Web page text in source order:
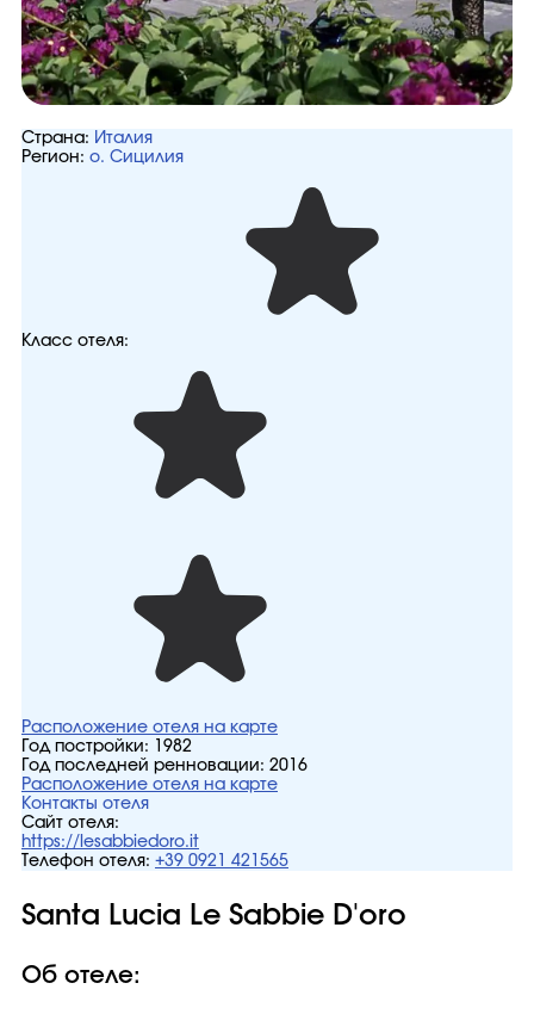
Страна: Италия
Регион: о. Сицилия
Класс отеля:
Расположение отеля на карте
Год постройки:
1982
Год последней ренновации: 2016
Расположение отеля на карте
Контакты отеля
Сайт отеля:
https://lesabbiedoro.it
Телефон отеля: +39 0921 421565
Santa Lucia Le Sabbie D'oro
Об отеле: